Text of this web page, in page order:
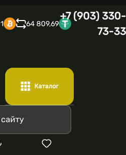
1 64 809,69
+7 (903) 330-
73-33
Каталог